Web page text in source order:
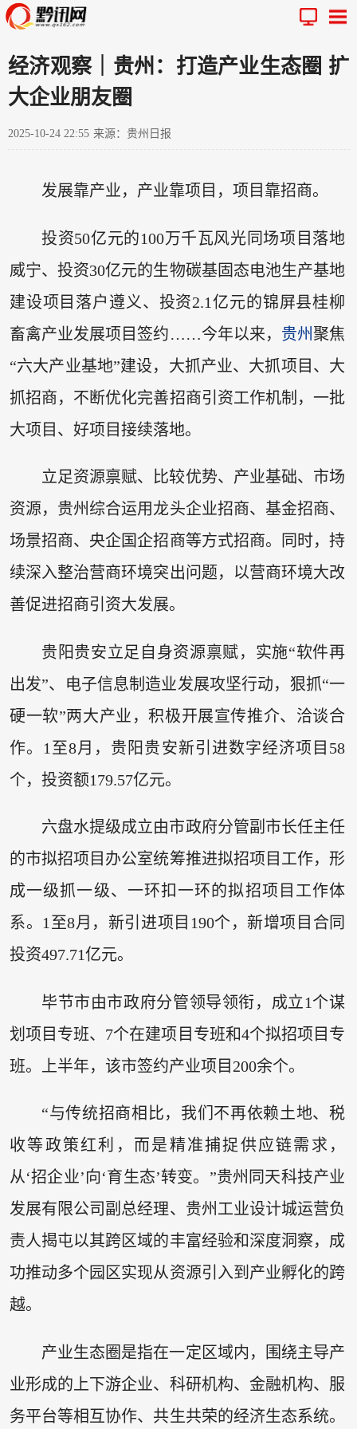
经济观察｜贵州：打造产业生态圈 扩
大企业朋友圈
2025-10-24 22:55 来源：贵州日报
发展靠产业，产业靠项目，项目靠招商。
投资50亿元的100万千瓦风光同场项目落地
威宁、投资30亿元的生物碳基固态电池生产基地
建设项目落户遵义、投资2.1亿元的锦屏县桂柳
畜禽产业发展项目签约……今年以来， 贵州 聚焦
“六大产业基地”建设，大抓产业、大抓项目、大
抓招商，不断优化完善招商引资工作机制，一批
大项目、好项目接续落地。
立足资源禀赋、比较优势、产业基础、市场
资源，贵州综合运用龙头企业招商、基金招商、
场景招商、央企国企招商等方式招商。同时，持
续深入整治营商环境突出问题，以营商环境大改
善促进招商引资大发展。
贵阳贵安立足自身资源禀赋，实施“软件再
出发”、电子信息制造业发展攻坚行动，狠抓“一
硬一软”两大产业，积极开展宣传推介、洽谈合
作。1至8月，贵阳贵安新引进数字经济项目58
个，投资额179.57亿元。
六盘水提级成立由市政府分管副市长任主任
的市拟招项目办公室统筹推进拟招项目工作，形
成一级抓一级、一环扣一环的拟招项目工作体
系。1至8月，新引进项目190个，新增项目合同
投资497.71亿元。
毕节市由市政府分管领导领衔，成立1个谋
划项目专班、7个在建项目专班和4个拟招项目专
班。上半年，该市签约产业项目200余个。
“与传统招商相比，我们不再依赖土地、税
收等政策红利，而是精准捕捉供应链需求，
从‘招企业’向‘育生态’转变。”贵州同天科技产业
发展有限公司副总经理、贵州工业设计城运营负
责人揭屯以其跨区域的丰富经验和深度洞察，成
功推动多个园区实现从资源引入到产业孵化的跨
越。
产业生态圈是指在一定区域内，围绕主导产
业形成的上下游企业、科研机构、金融机构、服
务平台等相互协作、共生共荣的经济生态系统。